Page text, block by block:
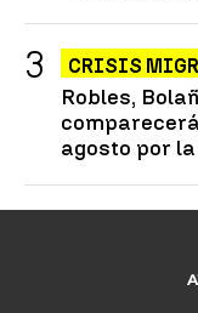
CRISIS
Robles,
agosto por